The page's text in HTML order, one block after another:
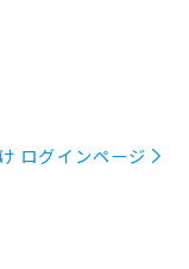
ログインページ